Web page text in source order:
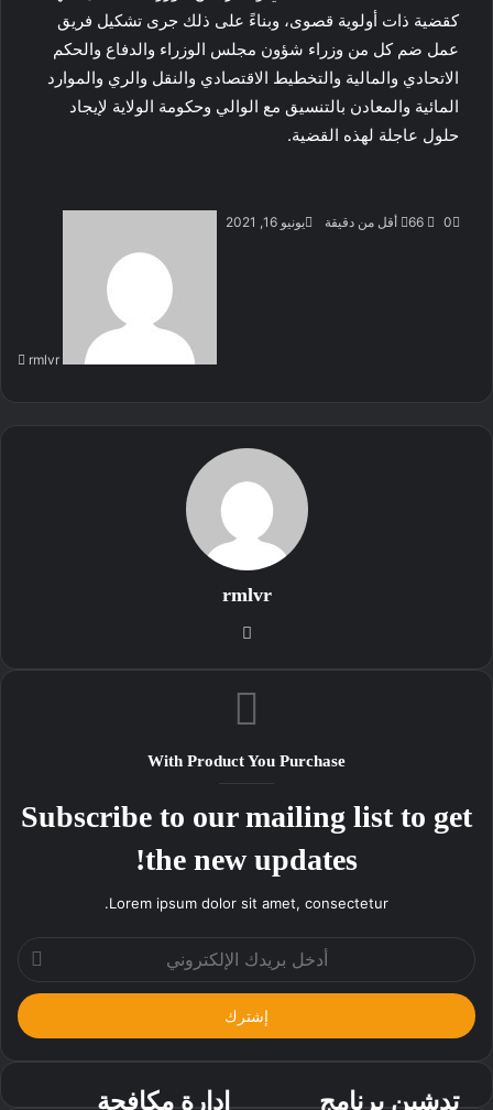
كقضية ذات أولوية قصوى، وبناءً على ذلك جرى تشكيل فريق
عمل ضم كل من وزراء شؤون مجلس الوزراء والدفاع والحكم
الاتحادي والمالية والتخطيط الاقتصادي والنقل والري والموارد
المائية والمعادن بالتنسيق مع الوالي وحكومة الولاية لإيجاد
حلول عاجلة لهذه القضية.
rmlvr
يونيو 16, 2021 0 أقل من دقيقة
rmlvr
With Product You Purchase
Subscribe to our mailing list to get
the new updates!
Lorem ipsum dolor sit amet, consectetur.
الإلكتروني
إدارة مكافحة تدشين برنامج